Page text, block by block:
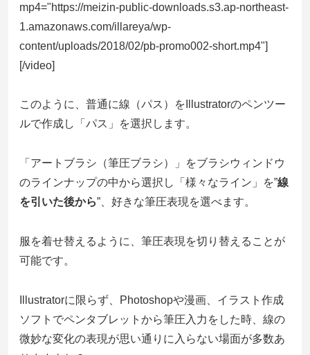
mp4="https://meizin-public-downloads.s3.ap-northeast-
1.amazonaws.com/illareya/wp-
content/uploads/2018/02/pb-promo002-short.mp4"]
[/video]
このように、普通に線（パス）をIllustratorのペンツー
ルで作成し「パス」を選択します。
「アートブラシ（筆圧ブラシ）」をブラシウィンドウ
のラインナップの中から選択し「様々なライン」を”線
を引いた後から”、好きな筆圧表現を選べます。
服を着せ替えるように、筆圧表現を切り替えることが
可能です。
Illustratorに限らず、Photoshopや漫画、イラスト作成
ソフトでペンタブレットから筆圧入力をした時、線の
微妙な変化の表現が思い通りに入らない場面が多数あ